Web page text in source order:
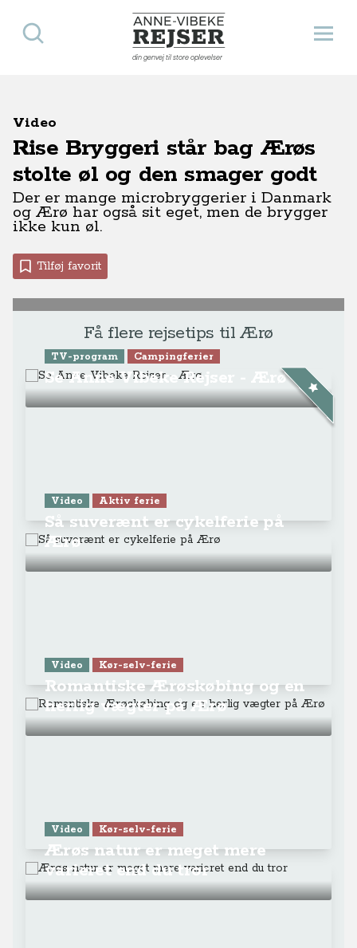
Anne-Vibeke Rejser
din genvej til store oplevelser
Åbn
Søg
Video
Rise Bryggeri står bag Ærøs
stolte øl og den smager godt
Der er mange microbryggerier i Danmark
og Ærø har også sit eget, men de brygger
ikke kun øl.
Tilføj favorit
Få flere rejsetips til Ærø
TV-program Campingferier
Se Anne Vibeke Rejser - Ærø
Video Aktiv ferie
Så suverænt er cykelferie på
Ærø
Video Kør-selv-ferie
Romantiske Ærøskøbing og en
herlig vægter på Ærø
Video Kør-selv-ferie
Ærøs natur er meget mere
varieret end du tror